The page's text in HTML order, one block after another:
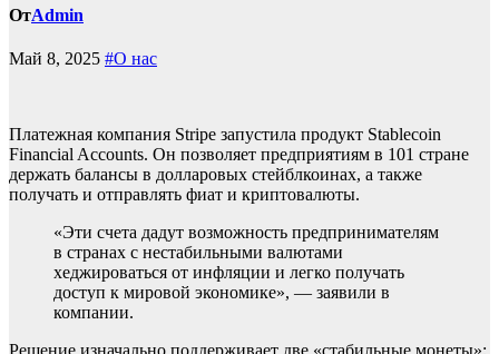
ОтAdmin
Май 8, 2025 #О нас
Платежная компания Stripe запустила продукт Stablecoin
Financial Accounts. Он позволяет предприятиям в 101 стране
держать балансы в долларовых стейблкоинах, а также
получать и отправлять фиат и криптовалюты.
«Эти счета дадут возможность предпринимателям
в странах с нестабильными валютами
хеджироваться от инфляции и легко получать
доступ к мировой экономике», — заявили в
компании.